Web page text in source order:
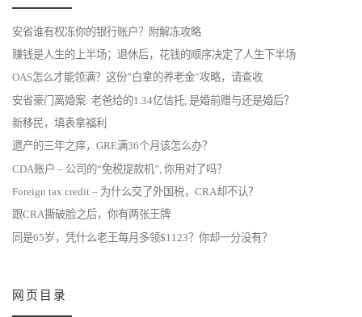
安省谁有权冻你的银行账户？附解冻攻略
赚钱是人生的上半场；退休后，花钱的顺序决定了人生下半场
OAS怎么才能领满？这份”白拿的养老金”攻略，请查收
安省豪门离婚案: 老爸给的1.34亿信托, 是婚前赠与还是婚后？
新移民，填表拿福利
遗产的三年之痒，GRE满36个月该怎么办？
CDA账户 – 公司的“免税提款机”, 你用对了吗？
Foreign tax credit – 为什么交了外国税，CRA却不认？
跟CRA撕破脸之后，你有两张王牌
同是65岁，凭什么老王每月多领$1123？你却一分没有？
网页目录